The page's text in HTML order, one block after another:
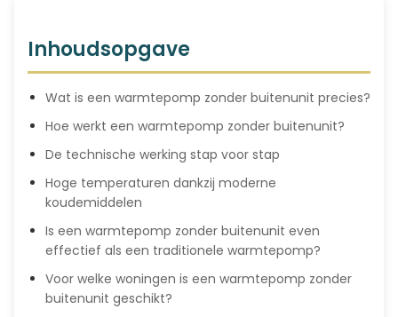
Inhoudsopgave
Wat is een warmtepomp zonder buitenunit precies?
Hoe werkt een warmtepomp zonder buitenunit?
De technische werking stap voor stap
Hoge temperaturen dankzij moderne
koudemiddelen
Is een warmtepomp zonder buitenunit even
effectief als een traditionele warmtepomp?
Voor welke woningen is een warmtepomp zonder
buitenunit geschikt?